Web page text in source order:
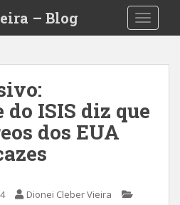
– Blog
ISIS diz que
dos EUA
Dionei Cleber Vieira